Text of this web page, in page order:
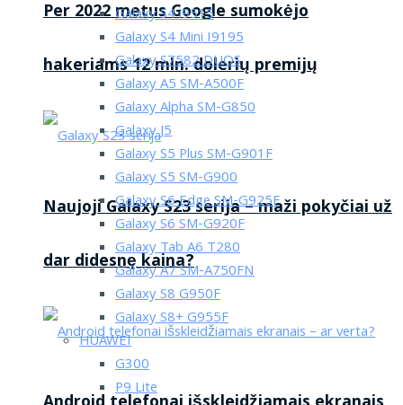
Per 2022 metus Google sumokėjo
hakeriams 12 mln. dolerių premijų
Naujoji Galaxy S23 serija – maži pokyčiai už
dar didesnę kaina?
Galaxy S4 i9515
Galaxy S4 Mini I9195
Galaxy S7582 DUOS
Galaxy A5 SM-A500F
Galaxy Alpha SM-G850
Galaxy J5
Galaxy S5 Plus SM-G901F
Galaxy S5 SM-G900
Galaxy S6 Edge SM-G925F
Galaxy S6 SM-G920F
Galaxy Tab A6 T280
Galaxy A7 SM-A750FN
Galaxy S8 G950F
Galaxy S8+ G955F
HUAWEI
G300
P9 Lite